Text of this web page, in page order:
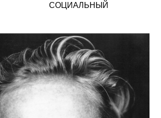
СОЦИАЛЬНЫЙ